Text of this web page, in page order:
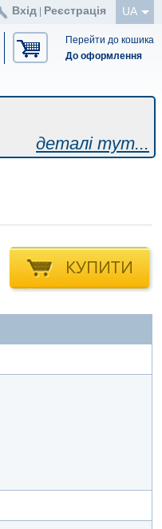
UA
Вхід Реєстрація
Перейти до кошика
До оформлення
деталі тут...
КУПИТИ